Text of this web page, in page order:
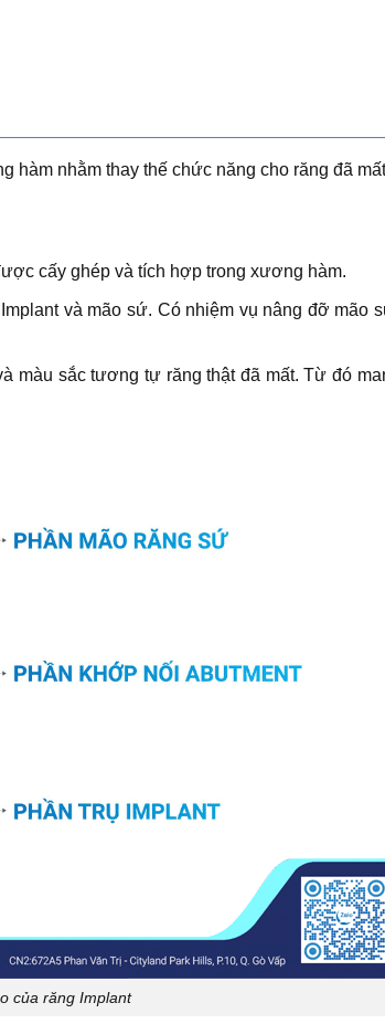
hàm nhằm thay thế chức năng cho răng đã
cấy ghép và tích hợp trong xương hàm.
và mão sứ. Có nhiệm vụ nâng đỡ mão
màu sắc tương tự răng thật đã mất. Từ đó
của răng Implant